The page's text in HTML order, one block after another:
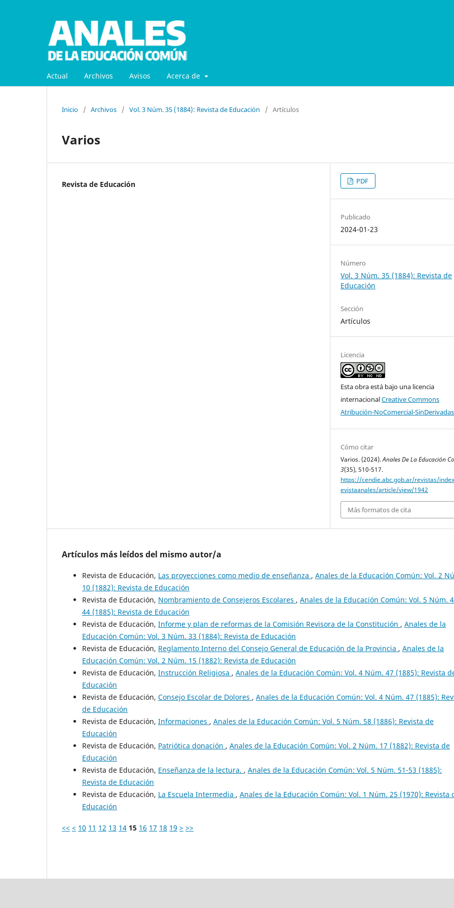
Actual Archivos Avisos Acerca de
Inicio / Archivos / Vol. 3 Núm. 35 (1884): Revista de Educación / Artículos
Varios
Revista de Educación PDF
Publicado
2024-01-23
Número
Vol. 3 Núm. 35 (1884): Revista de
Educación
Sección
Artículos
Licencia
Esta obra está bajo una licencia
internacionalCreative Commons
Atribución-NoComercial-
Cómo citar
Varios. (2024).Anales De La Educación
3(35), 510-517.
https://cendie.abc.gob.ar/revistas/
evistaanales/article/view/1942
Más formatos de cita
Artículos más leídos del mismo autor/a
Revista de Educación, Las proyecciones como medio de enseñanza , Anales de la Educación Común: Vol. 2
10 (1882): Revista de Educación
Revista de Educación, Nombramiento de Consejeros Escolares , Anales de la Educación Común: Vol. 5 Núm.
44 (1885): Revista de Educación
Revista de Educación, Informe y plan de reformas de la Comisión Revisora de la Constitución , Anales de la
Educación Común: Vol. 3 Núm. 33 (1884): Revista de Educación
Revista de Educación, Reglamento Interno del Consejo General de Educación de la Provincia , Anales de la
Educación Común: Vol. 2 Núm. 15 (1882): Revista de Educación
Revista de Educación, Instrucción Religiosa , Anales de la Educación Común: Vol. 4 Núm. 47 (1885): Revista
Educación
Revista de Educación, Consejo Escolar de Dolores , Anales de la Educación Común: Vol. 4 Núm. 47 (1885):
de Educación
Revista de Educación, Informaciones , Anales de la Educación Común: Vol. 5 Núm. 58 (1886): Revista de
Educación
Revista de Educación, Patriótica donación , Anales de la Educación Común: Vol. 2 Núm. 17 (1882): Revista de
Educación
Revista de Educación, Enseñanza de la lectura. , Anales de la Educación Común: Vol. 5 Núm. 51-53 (1885):
Revista de Educación
Revista de Educación, La Escuela Intermedia , Anales de la Educación Común: Vol. 1 Núm. 25 (1970): Revista
Educación
<< < 10 11 12 13 14 15 16 17 18 19 > >>